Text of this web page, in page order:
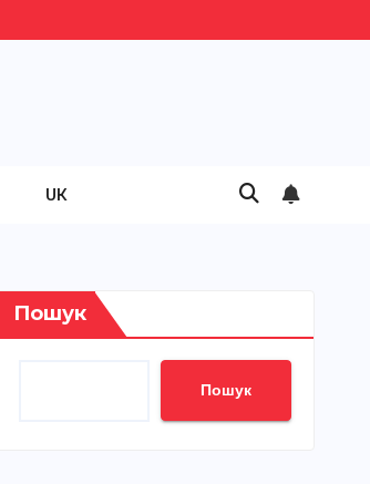
UK
Пошук
Пошук